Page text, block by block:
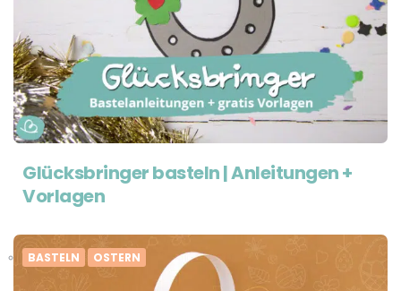
Glücksbringer basteln | Anleitungen +
Vorlagen
BASTELN OSTERN